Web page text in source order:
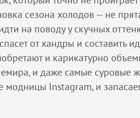
сезона холодов — не
на поводу у скучных
от хандры и составить
и карикатурно
и даже самые суровые
модницы Instagram, и